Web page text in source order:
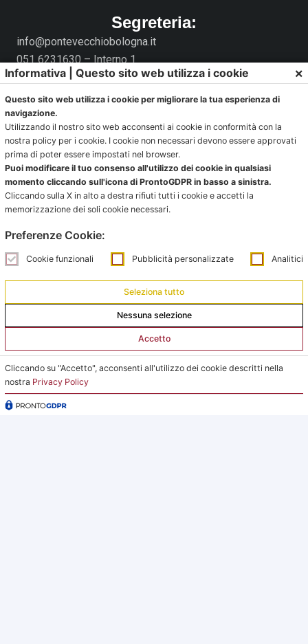
Segreteria:
info@pontevecchiobologna.it
051 6231630 – Interno 1
lunedì e giovedì dalle 10:00 alle 12:00
Pomeriggio:
da lunedì a giovedì dalle 15:30 alle 18:00
Venerdì chiuso
La Segreteria si trova al C.s. Pertini con accesso da via
Gubellini n.7 al primo piano.
Ufficio impianti:
impianti@pontevecchiobologna.it
051 6231630 – Interno 2
Orari Ufficio Impianti:
Mattina:
Informativa | Questo sito web utilizza i cookie ×
Questo sito web utilizza i cookie per migliorare la tua esperienza di
navigazione.
Utilizzando il nostro sito web acconsenti ai cookie in conformità con la
nostra policy per i cookie. I cookie non necessari devono essere approvati
prima di poter essere impostati nel browser.
Puoi modificare il tuo consenso all'utilizzo dei cookie in qualsiasi
momento cliccando sull'icona di ProntoGDPR in basso a sinistra.
Cliccando sulla X in alto a destra rifiuti tutti i cookie e accetti la
memorizzazione dei soli cookie necessari.
Preferenze Cookie:
Cookie funzionali Pubblicità personalizzate Analitici
Seleziona tutto
Nessuna selezione
Accetto
Cliccando su "Accetto", acconsenti all'utilizzo dei cookie descritti nella
nostra Privacy Policy